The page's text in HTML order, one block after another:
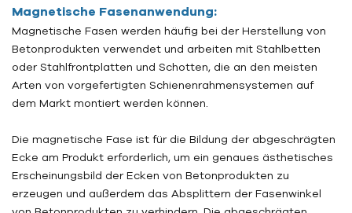
Magnetische Fasenanwendung:
Magnetische Fasen werden häufig bei der Herstellung von
Betonprodukten verwendet und arbeiten mit Stahlbetten
oder Stahlfrontplatten und Schotten, die an den meisten
Arten von vorgefertigten Schienenrahmensystemen auf
dem Markt montiert werden können.
Die magnetische Fase ist für die Bildung der abgeschrägten
Ecke am Produkt erforderlich, um ein genaues ästhetisches
Erscheinungsbild der Ecken von Betonprodukten zu
erzeugen und außerdem das Absplittern der Fasenwinkel